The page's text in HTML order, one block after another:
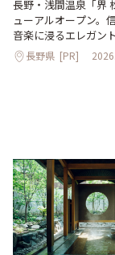
長野・浅間温泉「界
ューアルオープン。
音楽に浸るエレガン
長野県 [PR]